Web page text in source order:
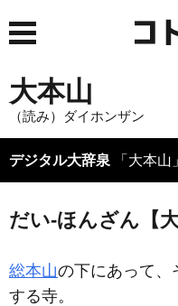
大本山
（読み）ダイホンザン
デジタル大辞泉 「大本
だい‐ほんざん【大
総本山の下にあって、
する寺。